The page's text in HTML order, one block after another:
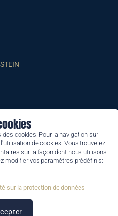
cookies. Pour la navigation sur
de cookies. Vous trouverez
sur la façon dont nous utilisons
modifier vos paramètres prédéfinis:
sur la protection de données
| All rights reserved